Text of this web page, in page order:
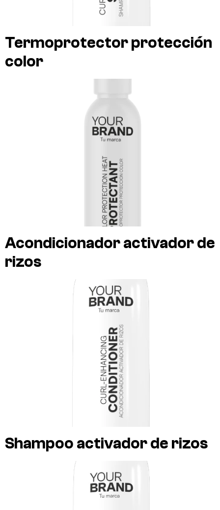
Termoprotector protección
color
Acondicionador activador de
rizos
Shampoo activador de rizos